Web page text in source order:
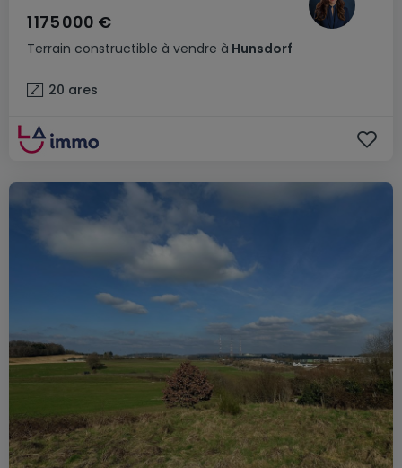
Terrain constructible à vendre à Hunsdorf
1 175 000 €
20 ares